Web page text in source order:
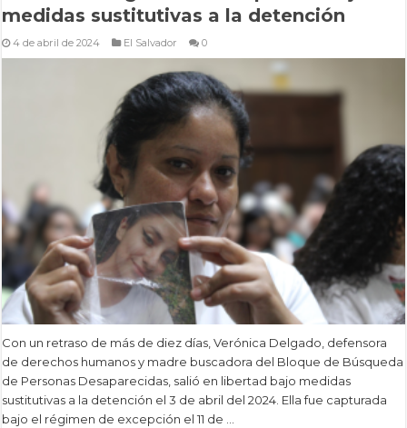
medidas sustitutivas a la detención
4 de abril de 2024 El Salvador 0
Con un retraso de más de diez días, Verónica Delgado, defensora
de derechos humanos y madre buscadora del Bloque de Búsqueda
de Personas Desaparecidas, salió en libertad bajo medidas
sustitutivas a la detención el 3 de abril del 2024. Ella fue capturada
bajo el régimen de excepción el 11 de …